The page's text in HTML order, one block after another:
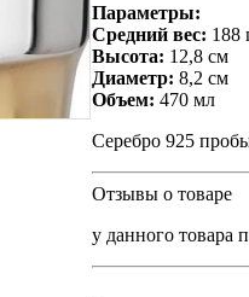
Параметры:
Средний вес: 188
Высота: 12,8 см
Диаметр: 8,2 см
Объем: 470 мл
Серебро 925
Отзывы о товаре
у данного товара